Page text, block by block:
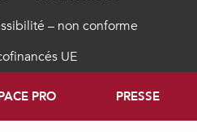
– non conforme
UE
PRO PRESSE